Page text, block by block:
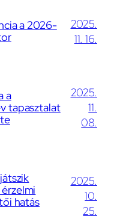
a 2026-
2025.
11. 16.
a
tapasztalat
2025.
11.
08.
hatás
2025.
10.
25.